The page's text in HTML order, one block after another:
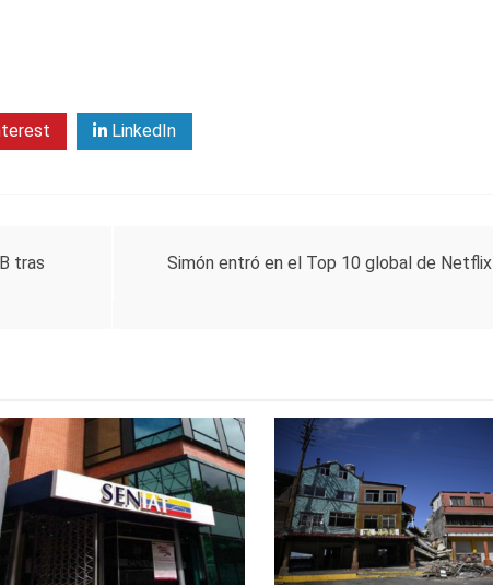
LinkedIn
tras
Simón entró en el Top 10 global de Netflix